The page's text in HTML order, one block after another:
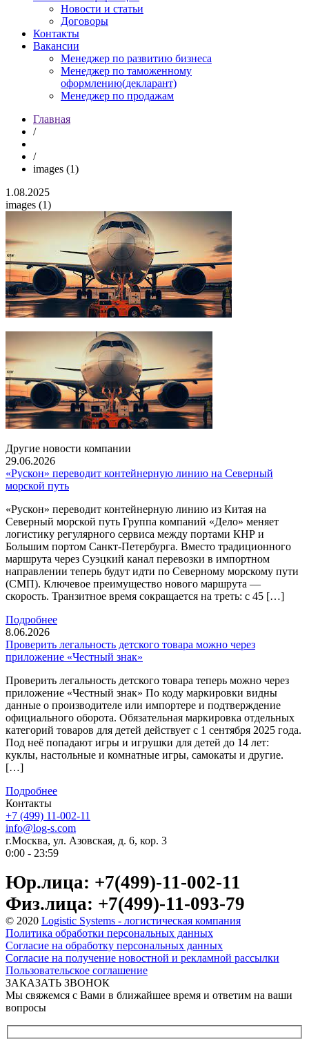
Новости и статьи
Договоры
Контакты
Вакансии
Менеджер по развитию бизнеса
Менеджер по таможенному
оформлению(декларант)
Менеджер по продажам
Главная
/
/
images (1)
1.08.2025
images (1)
Другие новости компании
29.06.2026
«Рускон» переводит контейнерную линию на Северный
морской путь
«Рускон» переводит контейнерную линию из Китая на
Северный морской путь Группа компаний «Дело» меняет
логистику регулярного сервиса между портами КНР и
Большим портом Санкт-Петербурга. Вместо традиционного
маршрута через Суэцкий канал перевозки в импортном
направлении теперь будут идти по Северному морскому пути
(СМП). Ключевое преимущество нового маршрута —
скорость. Транзитное время сокращается на треть: с 45 […]
Подробнее
8.06.2026
Проверить легальность детского товара можно через
приложение «Честный знак»
Проверить легальность детского товара теперь можно через
приложение «Честный знак» По коду маркировки видны
данные о производителе или импортере и подтверждение
официального оборота. Обязательная маркировка отдельных
категорий товаров для детей действует с 1 сентября 2025 года.
Под неё попадают игры и игрушки для детей до 14 лет:
куклы, настольные и комнатные игры, самокаты и другие.
[…]
Подробнее
Контакты
+7 (499) 11-002-11
info@log-s.com
г.Москва, ул. Азовская, д. 6, кор. 3
0:00 - 23:59
Юр.лица: +7(499)-11-002-11
Физ.лица: +7(499)-11-093-79
© 2020 Logistic Systems - логистическая компания
Политика обработки персональных данных
Согласие на обработку персональных данных
Согласие на получение новостной и рекламной рассылки
Пользовательское соглашение
ЗАКАЗАТЬ ЗВОНОК
Мы свяжемся с Вами в ближайшее время и ответим на ваши
вопросы